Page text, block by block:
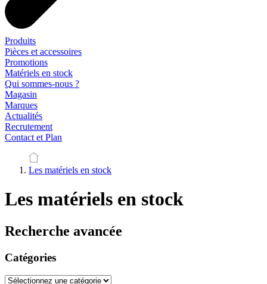
Produits
Pièces et accessoires
Promotions
Matériels en stock
Qui sommes-nous ?
Magasin
Marques
Actualités
Recrutement
Contact et Plan
Les matériels en stock
Les matériels en stock
Recherche avancée
Catégories